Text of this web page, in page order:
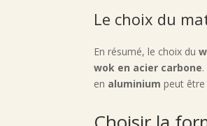
Le choix du
En résumé, le choix du
wok en acier carbone
en aluminium peut